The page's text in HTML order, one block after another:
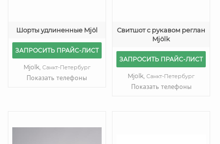
Шорты удлиненные Mjöl
ЗАПРОСИТЬ ПРАЙС-ЛИСТ
Mjolk, Санкт-Петербург
Показать телефоны
Свитшот с рукавом реглан
Mjölk
ЗАПРОСИТЬ ПРАЙС-ЛИСТ
Mjolk,Санкт-Петербург
Показать телефоны